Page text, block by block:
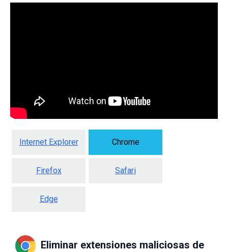
Internet Explorer Chrome
Firefox Safari
Edge
Eliminar extensiones maliciosas de